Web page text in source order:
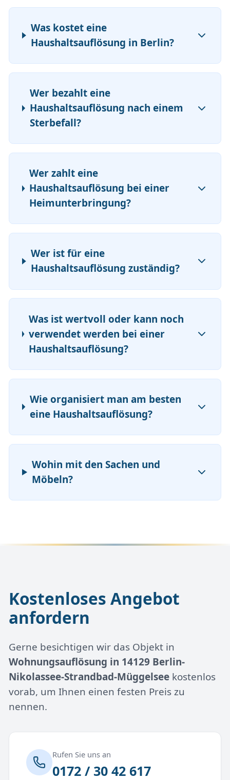
Was kostet eine
Haushaltsauflösung in Berlin?
Wer bezahlt eine
Haushaltsauflösung nach einem
Sterbefall?
Wer zahlt eine
Haushaltsauflösung bei einer
Heimunterbringung?
Wer ist für eine
Haushaltsauflösung zuständig?
Was ist wertvoll oder kann noch
verwendet werden bei einer
Haushaltsauflösung?
Wie organisiert man am besten
eine Haushaltsauflösung?
Wohin mit den Sachen und
Möbeln?
Kostenloses Angebot
anfordern
Gerne besichtigen wir das Objekt in
Wohnungsauflösung in 14129 Berlin-
Nikolassee-Strandbad-Müggelseekostenlos
vorab, um Ihnen einen festen Preis zu
nennen.
Rufen Sie uns an
0172 / 30 42 617